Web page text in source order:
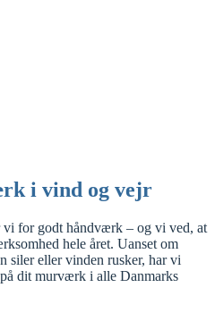
i vind og vejr​
for godt håndværk – og vi ved, at
hele året. Uanset om
siler eller vinden rusker, har vi
på dit murværk i alle Danmarks